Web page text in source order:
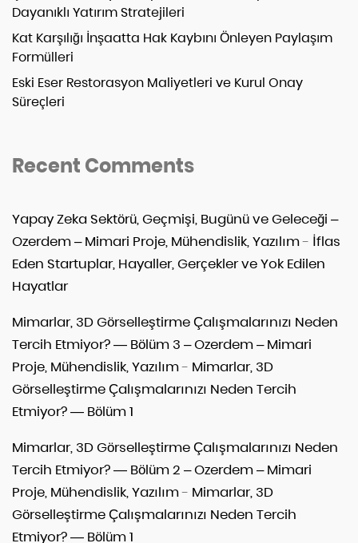
Dayanıklı Yatırım Stratejileri
Kat Karşılığı İnşaatta Hak Kaybını Önleyen Paylaşım
Formülleri
Eski Eser Restorasyon Maliyetleri ve Kurul Onay
Süreçleri
Recent Comments
Yapay Zeka Sektörü, Geçmişi, Bugünü ve Geleceği –
Ozerdem – Mimari Proje, Mühendislik, Yazılım- İflas
Eden Startuplar, Hayaller, Gerçekler ve Yok Edilen
Hayatlar
Mimarlar, 3D Görselleştirme Çalışmalarınızı Neden
Tercih Etmiyor? — Bölüm 3 – Ozerdem – Mimari
Proje, Mühendislik, Yazılım- Mimarlar, 3D
Görselleştirme Çalışmalarınızı Neden Tercih
Etmiyor? — Bölüm 1
Mimarlar, 3D Görselleştirme Çalışmalarınızı Neden
Tercih Etmiyor? — Bölüm 2 – Ozerdem – Mimari
Proje, Mühendislik, Yazılım- Mimarlar, 3D
Görselleştirme Çalışmalarınızı Neden Tercih
Etmiyor? — Bölüm 1